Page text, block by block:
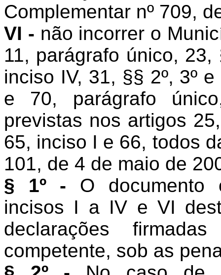
Complementar nº 709,
VI - não incorrer o
11, parágrafo único, 23,
inciso IV, 31, §§ 2º, 3º
e 70, parágrafo
previstas nos artigos
65, inciso I e 66, todos
101, de 4 de maio de
§ 1º - O documento
incisos I a IV e VI
declarações
competente, sob as